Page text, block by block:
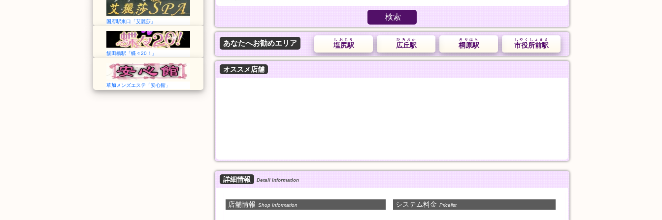
国府駅東口「艾麗莎」
飯田橋駅「蝶々20！」
草加メンズエステ「安心館」
検索
あなたへお勧めエリア 市役所前駅
しやくしょまえ
桐原駅
きりはら
広丘駅
ひろおか
塩尻駅
しおじり
オススメ店舗
詳細情報 Detail Information
システム料金 Pricelist
店舗情報 Shop Information